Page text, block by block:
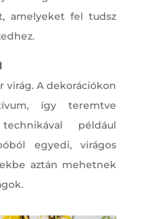
amelyeket fel tudsz
virág. A dekorációkon
így teremtve
például
egyedi, virágos
aztán mehetnek